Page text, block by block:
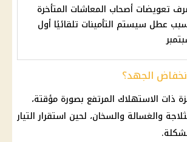
تعويضات أصحاب المعاشات المتأخرة
عطل سيستم التأمينات تلقائيًا أول
الجهد؟
ذات الاستهلاك المرتفع بصورة مؤقتة،
والغسالة والسخان، لحين استقرار التيار